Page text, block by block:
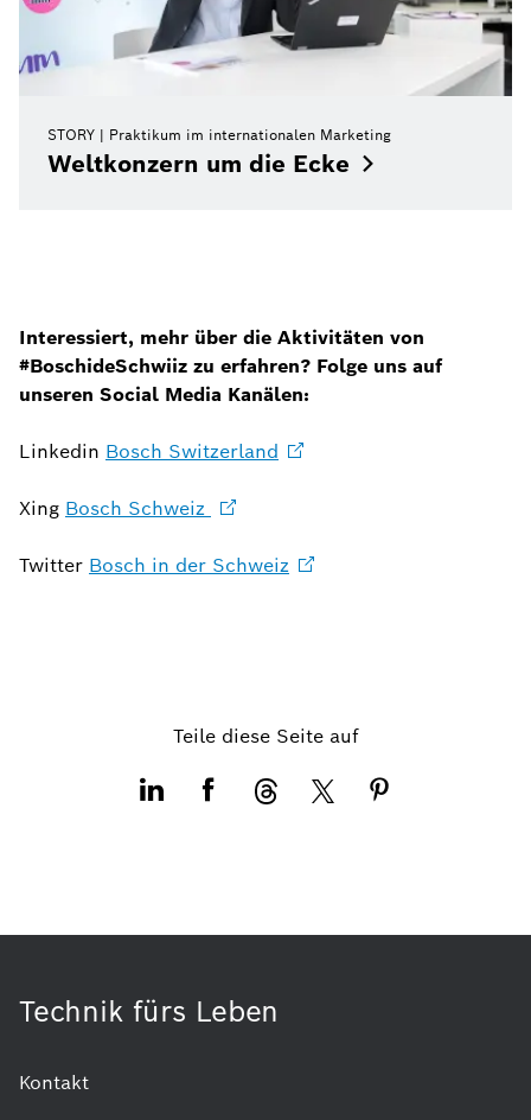
STORY Praktikum im internationalen Marketing
Weltkonzern um die Ecke
Interessiert, mehr über die Aktivitäten von
#BoschideSchwiiz zu erfahren? Folge uns auf
unseren Social Media Kanälen:
Linkedin Bosch Switzerland
Xing Bosch Schweiz
Twitter Bosch in der Schweiz
Teile diese Seite auf
Technik fürs Leben
Kontakt